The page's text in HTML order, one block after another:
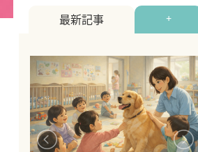
最新記事 +